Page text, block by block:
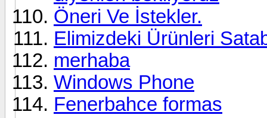
Öneri Ve İstekler.
Elimizdeki Ürünleri
merhaba
Windows Phone
Fenerbahce formas